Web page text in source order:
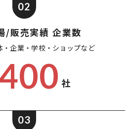
02
/販売実績 企業数
・企業・学校・ショップなど
社
03